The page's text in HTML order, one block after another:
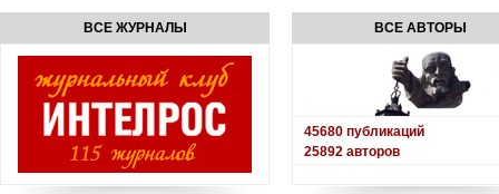
ВСЕ ЖУРНАЛЫ ВСЕ АВТОРЫ
45680 публикаций
25892 авторов